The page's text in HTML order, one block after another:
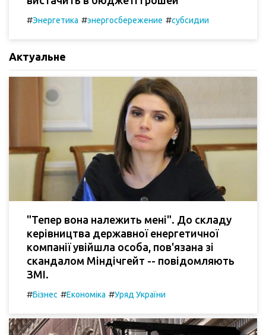
#Энергетика #энергосбережение #субсидии
Актуальне
"Тепер вона належить мені". До складу
керівництва державної енергетичної
компанії увійшла особа, пов'язана зі
скандалом Міндічгейт -- повідомляють
ЗМІ.
#Бізнес #Економіка #Уряд України